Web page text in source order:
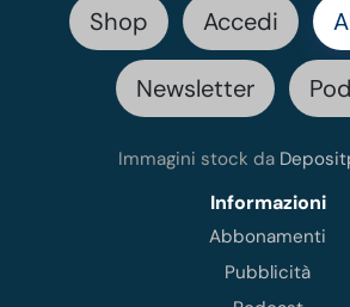
Shop Accedi
Newsletter
Immagini stock da
Informazioni
Abbonamenti
Pubblicità